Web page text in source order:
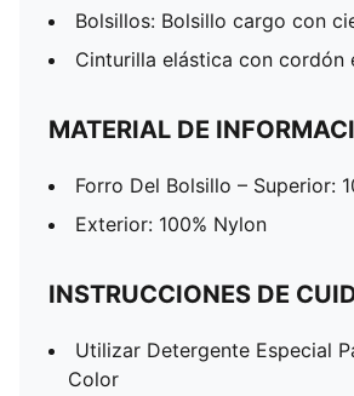
Bolsillos: Bolsillo cargo con
Cinturilla elástica con cordón
MATERIAL DE
Forro Del Bolsillo – Superior:
Exterior: 100% Nylon
INSTRUCCIONES DE
Utilizar Detergente Especial
Color